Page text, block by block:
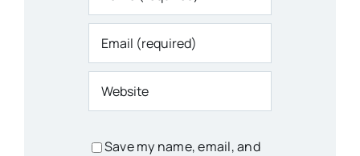
Save my name, email, and